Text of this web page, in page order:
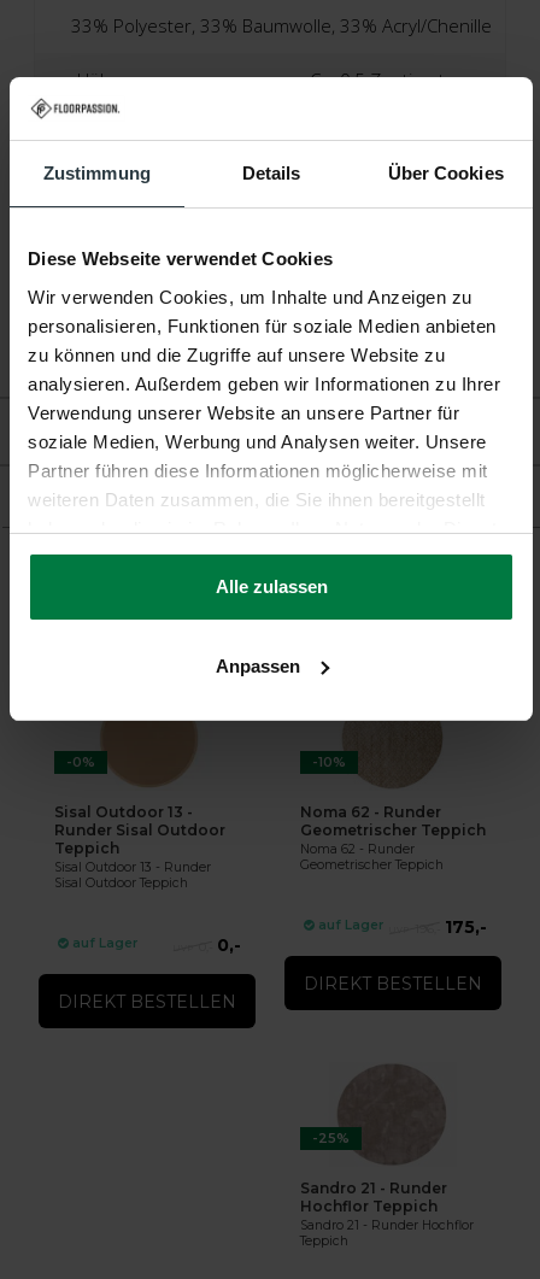
Zustimmung Details Über Cookies
Diese Webseite verwendet Cookies
Wir verwenden Cookies, um Inhalte und Anzeigen zu
personalisieren, Funktionen für soziale Medien anbieten
zu können und die Zugriffe auf unsere Website zu
analysieren. Außerdem geben wir Informationen zu Ihrer
Verwendung unserer Website an unsere Partner für
soziale Medien, Werbung und Analysen weiter. Unsere
Partner führen diese Informationen möglicherweise mit
weiteren Daten zusammen, die Sie ihnen bereitgestellt
haben oder die sie im Rahmen Ihrer Nutzung der Dienste
gesammelt haben.
Alle zulassen
Anpassen
Bewertungen
Produkt
33% Polyester, 33% Baumwolle, 33% Acryl/Chenille
Höhe: Ca. 0,5 Zentimeter
Produktionstechnik: Jacquard Webtechnik
Garantie: 2 Jahre
Fußbodenheizung: Geeignet
-0%
Sisal Outdoor 13 -
Runder Sisal Outdoor
Teppich
Sisal Outdoor 13 - Runder
Sisal Outdoor Teppich
auf Lager 0,-
DIREKT BESTELLEN
-10%
Noma 62 - Runder
Geometrischer Teppich
Noma 62 - Runder
Geometrischer Teppich
auf Lager 175,-
DIREKT BESTELLEN
-25%
Sandro 21 - Runder
Hochflor Teppich
Sandro 21 - Runder Hochflor
Teppich